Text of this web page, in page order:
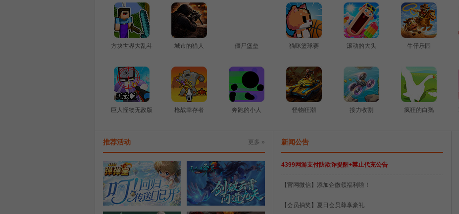
方块世界大乱斗 城市的猎人 僵尸堡垒 猫咪篮球赛 滚动的大头 牛仔乐园
巨人怪物无敌版 枪战幸存者 奔跑的小人 怪物狂潮 接力收割 疯狂的白鹅
越野卡车运输 休闲来一局 堆叠英雄
推荐活动 更多 »
老友回归盛典 凡人经典修真
新闻公告
4399网游支付防欺诈提醒+禁止代充公告
【官网微信】添加企微领福利啦！
【会员抽奖】夏日会员尊享豪礼